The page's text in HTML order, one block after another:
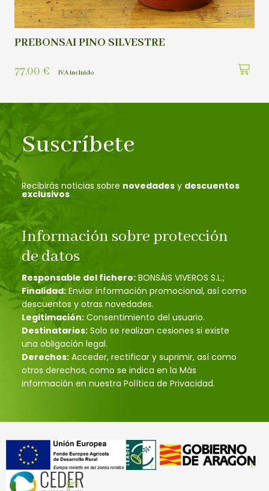
PREBONSAI PINO SILVESTRE
77,00 € IVA incluído
Suscríbete
Recibirás noticias sobre novedades y descuentos
exclusivos
Información sobre protección
de datos
Responsable del fichero: BONSÁIS VIVEROS S.L.;
Finalidad: Enviar información promocional, así como
descuentos y otras novedades.
Legitimación: Consentimiento del usuario.
Destinatarios: Solo se realizan cesiones si existe
una obligación legal.
Derechos: Acceder, rectificar y suprimir, así como
otros derechos, como se indica en la Más
información en nuestra Política de Privacidad.